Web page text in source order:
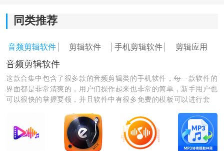
同类推荐
音频剪辑软件 剪辑软件 手机剪辑软件 剪辑应用
音频剪辑软件
这款合集中包含了很多款的音频剪辑类的手机软件，每一款软件的
界面都是非常清爽的，用户们操作起来也非常的简单，新手用户也
可以很快的掌握要领，并且软件中有很多免费的模板可以进行套
己想要的格式，使用起来非常的人性化。